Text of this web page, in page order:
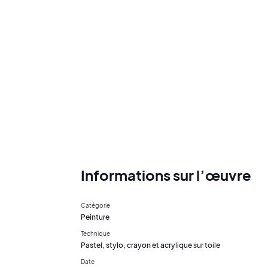
Informations sur l’œuvre
Catégorie
Peinture
Technique
Pastel, stylo, crayon et acrylique sur toile
Date